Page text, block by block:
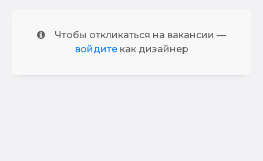
Чтобы откликаться на вакансии —
войдитекак дизайнер